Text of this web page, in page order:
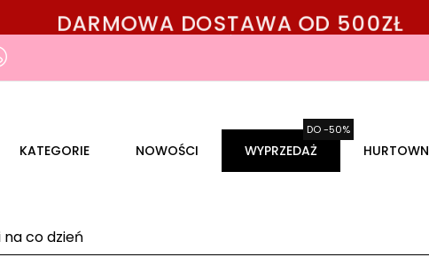
DARMOWA DOSTAWA OD 500ZŁ
KATEGORIE NOWOŚCI WYPRZEDAŻ
na co dzień